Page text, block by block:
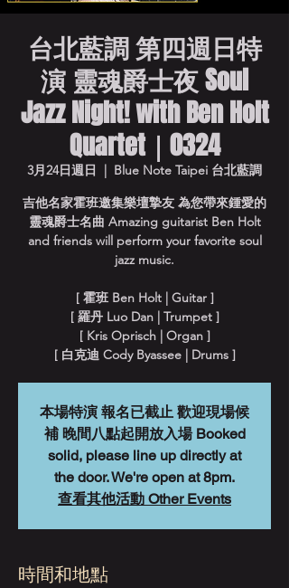
台北藍調 第四週日特
演 靈魂爵士夜 Soul
Jazz Night! with Ben Holt
Quartet｜0324
3月24日週日
  |
Blue Note Taipei 台北藍調
吉他名家霍班邀集樂壇摯友 為您帶來鍾愛的
靈魂爵士名曲 Amazing guitarist Ben Holt
and friends will perform your favorite soul
jazz music.
[ 霍班 Ben Holt | Guitar ]
[ 羅丹 Luo Dan | Trumpet ]
[ Kris Oprisch | Organ ]
[ 白克迪 Cody Byassee | Drums ]
本場特演 報名已截止 歡迎現場候
補 晚間八點起開放入場 Booked
solid, please line up directly at
the door. We're open at 8pm.
查看其他活動 Other Events
時間和地點